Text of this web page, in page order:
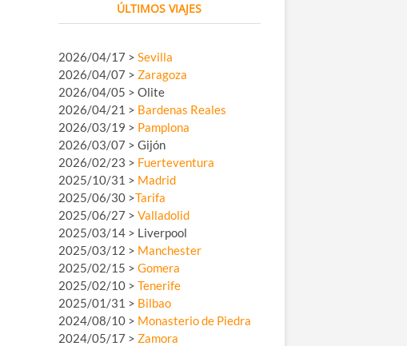
ÚLTIMOS VIAJES
2026/04/17 > Sevilla
2026/04/07 > Zaragoza
2026/04/05 > Olite
2026/04/21 > Bardenas Reales
2026/03/19 > Pamplona
2026/03/07 > Gijón
2026/02/23 > Fuerteventura
2025/10/31 > Madrid
2025/06/30 >Tarifa
2025/06/27 > Valladolid
2025/03/14 > Liverpool
2025/03/12 > Manchester
2025/02/15 > Gomera
2025/02/10 > Tenerife
2025/01/31 > Bilbao
2024/08/10 > Monasterio de Piedra
2024/05/17 > Zamora